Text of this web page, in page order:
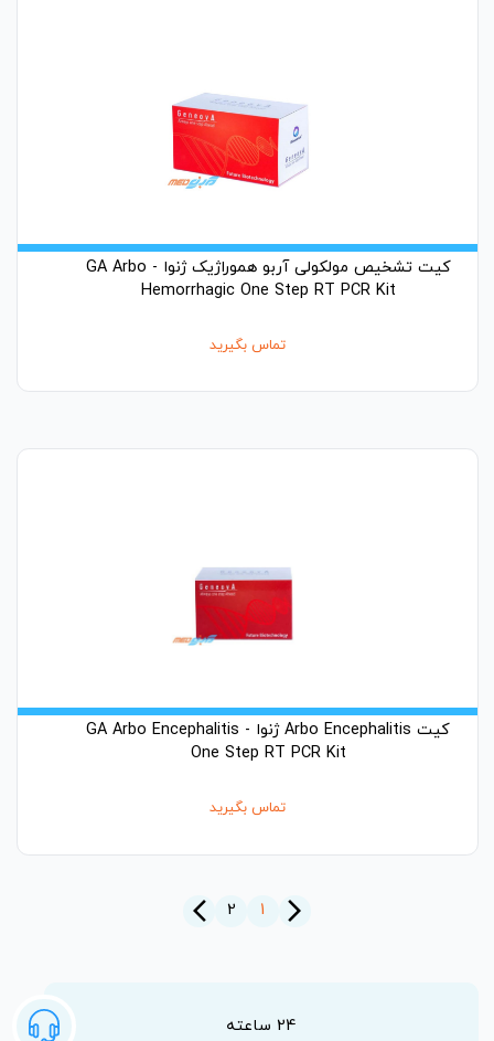
کیت تشخیص مولکولی آربو هموراژیک ژنوا - GA Arbo
Hemorrhagic One Step RT PCR Kit
تماس بگیرید
کیت Arbo Encephalitis ژنوا - GA Arbo Encephalitis
One Step RT PCR Kit
تماس بگیرید
arrow_forward_ios
1
2
arrow_back_ios_new
24 ساعته